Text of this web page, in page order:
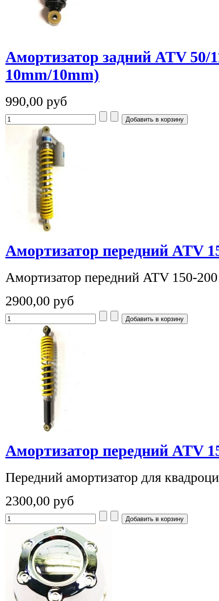
Амортизатор задний ATV 50/
10mm/10mm)
990,00 руб
Амортизатор передний ATV
Амортизатор передний ATV 150-
2900,00 руб
Амортизатор передний ATV
Передний амортизатор для
2300,00 руб